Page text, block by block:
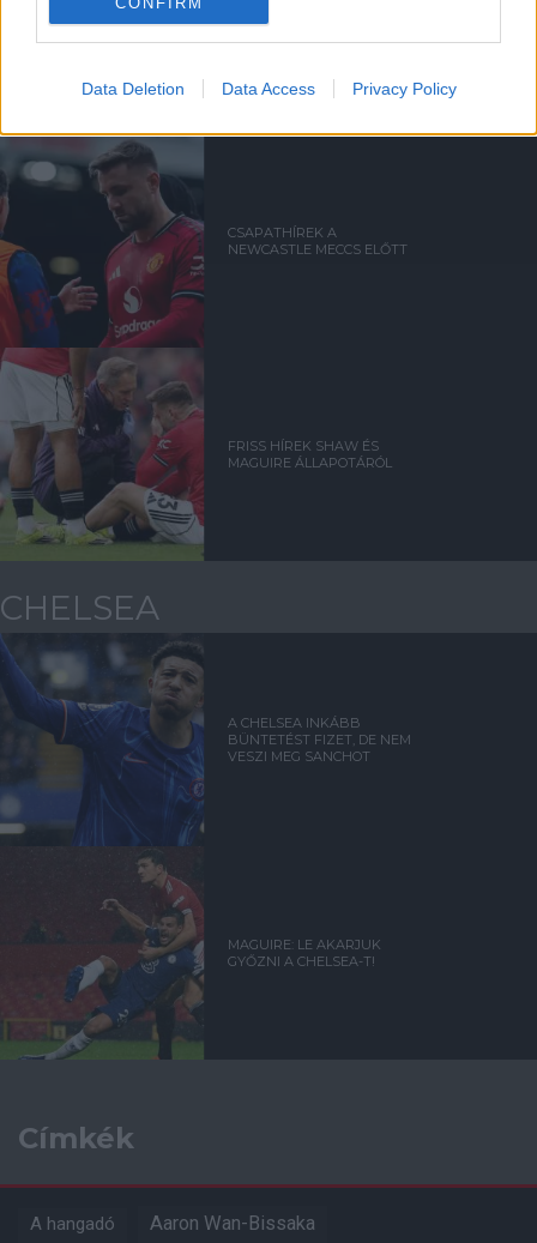
Data Deletion Data Access Privacy Policy
CARRICK: SHAW-NAK A VB-N
CSAPATHÍREK A
NEWCASTLE MECCS ELŐTT
FRISS HÍREK SHAW ÉS
MAGUIRE ÁLLAPOTÁRÓL
CHELSEA
A CHELSEA INKÁBB
BÜNTETÉST FIZET, DE NEM
VESZI MEG SANCHOT
MAGUIRE: LE AKARJUK
GYŐZNI A CHELSEA-T!
Címkék
A hangadó Aaron Wan-Bissaka